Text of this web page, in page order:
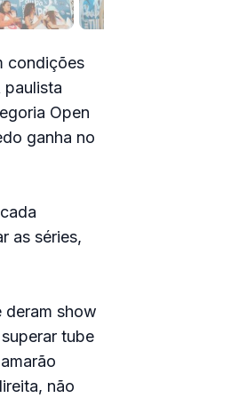
condições
paulista
Open
ganha no
as séries,
deram show
tube
não